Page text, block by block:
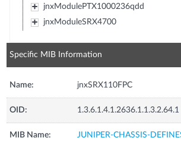
jnxModulePTX1000236qdd
jnxModuleSRX4700
Specific MIB Information
Name: jnxSRX110FPC
OID: 1.3.6.1.4.1.2636.1.1.3.2.64.1
MIB Name: JUNIPER-CHASSIS-